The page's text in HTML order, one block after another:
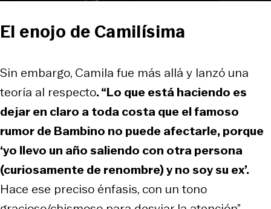
El enojo de Camilísima
Sin embargo, Camila fue más allá y lanzó una
teoría al respecto. “Lo que está haciendo es
dejar en claro a toda costa que el famoso
rumor de Bambino no puede afectarle, porque
‘yo llevo un año saliendo con otra persona
(curiosamente de renombre) y no soy su ex’.
Hace ese preciso énfasis, con un tono